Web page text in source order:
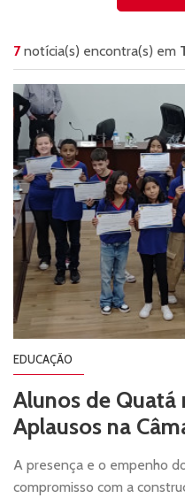
7notícia(s) encontra(s) em
EDUCAÇÃO
Alunos de Quatá
Aplausos na
A presença e o empenho
compromisso com a